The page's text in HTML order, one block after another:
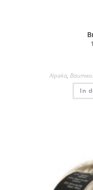
Alpaka,
In